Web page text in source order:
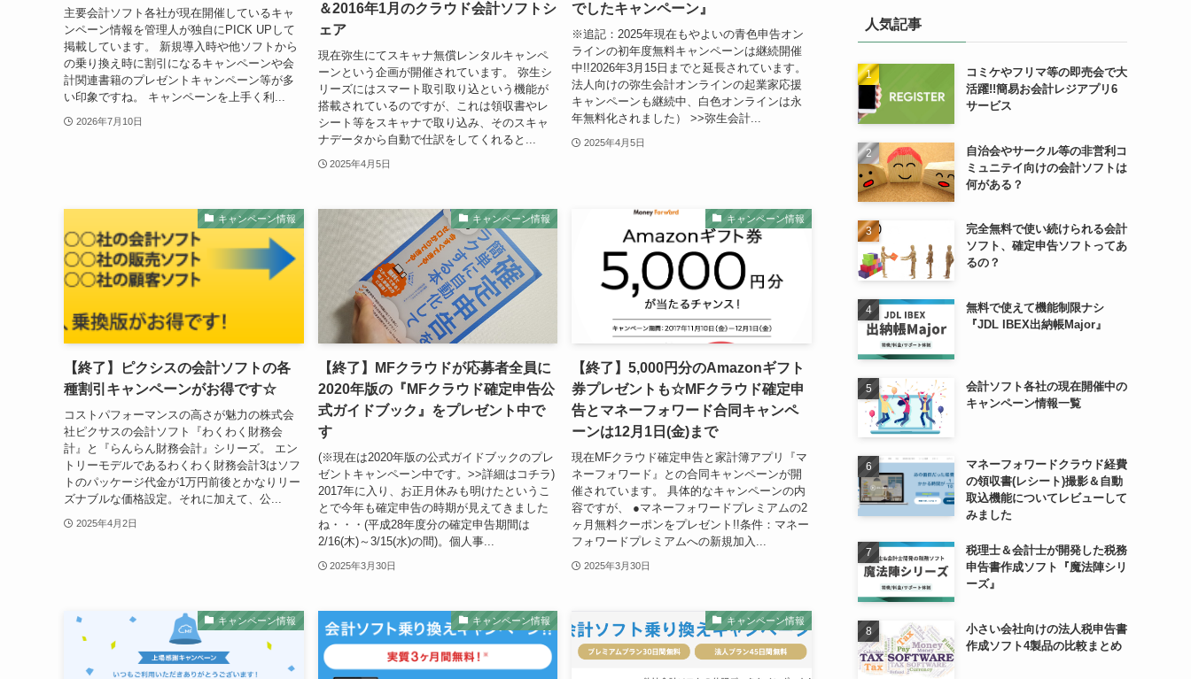
主要会計ソフト各社が現在開催しているキャ
ンペーン情報を管理人が独自にPICK UPして
掲載しています。 新規導入時や他ソフトから
の乗り換え時に割引になるキャンペーンや会
計関連書籍のプレゼントキャンペーン等が多
い印象ですね。 キャンペーンを上手く利...
2026年7月10日
＆2016年1月のクラウド会計ソフトシ
ェア
現在弥生にてスキャナ無償レンタルキャンペ
ーンという企画が開催されています。 弥生シ
リーズにはスマート取引取り込という機能が
搭載されているのですが、これは領収書やレ
シート等をスキャナで取り込み、そのスキャ
ナデータから自動で仕訳をしてくれると...
2025年4月5日
でしたキャンペーン』
※追記：2025年現在もやよいの青色申告オン
ラインの初年度無料キャンペーンは継続開催
中!!2026年3月15日までと延長されています。
法人向けの弥生会計オンラインの起業家応援
キャンペーンも継続中、白色オンラインは永
年無料化されました） >>弥生会計...
2025年4月5日
キャンペーン情報
【終了】ピクシスの会計ソフトの各
種割引キャンペーンがお得です☆
コストパフォーマンスの高さが魅力の株式会
社ピクサスの会計ソフト『わくわく財務会
計』と『らんらん財務会計』シリーズ。 エン
トリーモデルであるわくわく財務会計3はソフ
トのパッケージ代金が1万円前後とかなりリー
ズナブルな価格設定。それに加えて、公...
2025年4月2日
キャンペーン情報
【終了】MFクラウドが応募者全員に
2020年版の『MFクラウド確定申告公
式ガイドブック』をプレゼント中で
す
(※現在は2020年版の公式ガイドブックのプレ
ゼントキャンペーン中です。>>詳細はコチラ)
2017年に入り、お正月休みも明けたというこ
とで今年も確定申告の時期が見えてきました
ね・・・(平成28年度分の確定申告期間は
2/16(木)～3/15(水)の間)。個人事...
2025年3月30日
キャンペーン情報
【終了】5,000円分のAmazonギフト
券プレゼントも☆MFクラウド確定申
告とマネーフォワード合同キャンペ
ーンは12月1日(金)まで
現在MFクラウド確定申告と家計簿アプリ『マ
ネーフォワード』との合同キャンペーンが開
催されています。 具体的なキャンペーンの内
容ですが、 ●マネーフォワードプレミアムの2
ヶ月無料クーポンをプレゼント!!条件：マネー
フォワードプレミアムへの新規加入...
2025年3月30日
キャンペーン情報 キャンペーン情報 キャンペーン情報
人気記事
コミケやフリマ等の即売会で大
活躍!!簡易お会計レジアプリ6
サービス
自治会やサークル等の非営利コ
ミュニテイ向けの会計ソフトは
何がある？
完全無料で使い続けられる会計
ソフト、確定申告ソフトってあ
るの？
無料で使えて機能制限ナシ
『JDL IBEX出納帳Major』
会計ソフト各社の現在開催中の
キャンペーン情報一覧
マネーフォワードクラウド経費
の領収書(レシート)撮影＆自動
取込機能についてレビューして
みました
税理士＆会計士が開発した税務
申告書作成ソフト『魔法陣シリ
ーズ』
小さい会社向けの法人税申告書
作成ソフト4製品の比較まとめ